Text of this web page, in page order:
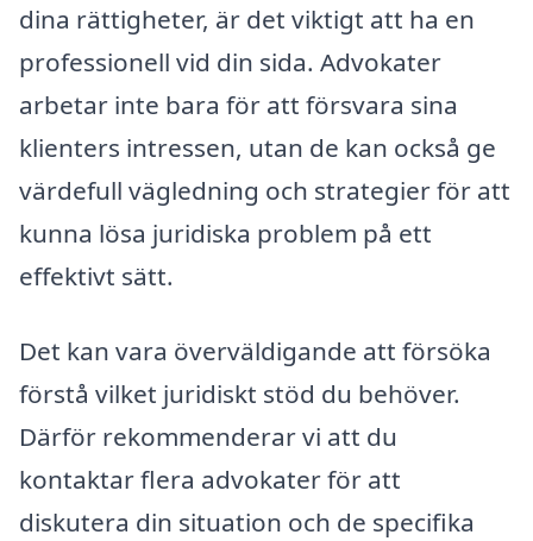
dina rättigheter, är det viktigt att ha en
professionell vid din sida. Advokater
arbetar inte bara för att försvara sina
klienters intressen, utan de kan också ge
värdefull vägledning och strategier för att
kunna lösa juridiska problem på ett
effektivt sätt.
Det kan vara överväldigande att försöka
förstå vilket juridiskt stöd du behöver.
Därför rekommenderar vi att du
kontaktar flera advokater för att
diskutera din situation och de specifika